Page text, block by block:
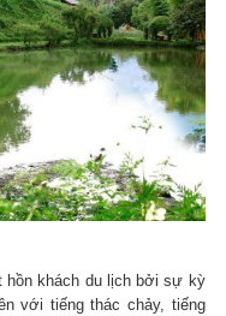
hồn khách du lịch bởi sự kỳ
với tiếng thác chảy, tiếng